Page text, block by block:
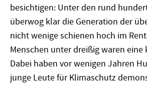
besichtigen: Unter den rund
überwog klar die Generation der
nicht wenige schienen hoch im
Menschen unter dreißig waren
Dabei haben vor wenigen Jahren
junge Leute für Klimaschutz